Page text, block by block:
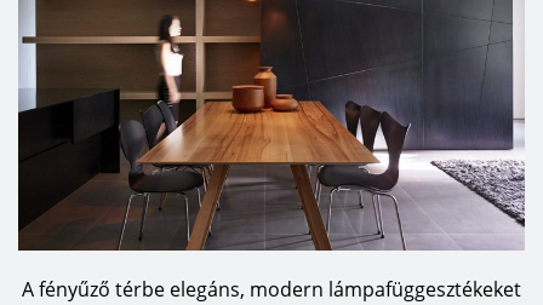
A fényűző térbe elegáns, modern lámpafüggesztékeket